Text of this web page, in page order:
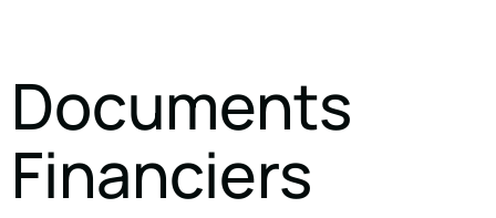
Documents
Financiers